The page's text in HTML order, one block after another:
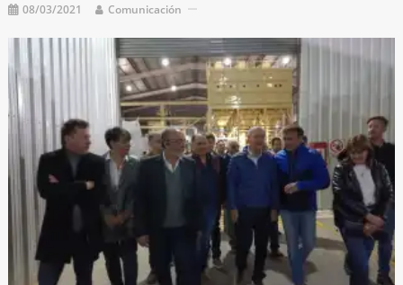
08/03/2021 Comunicación